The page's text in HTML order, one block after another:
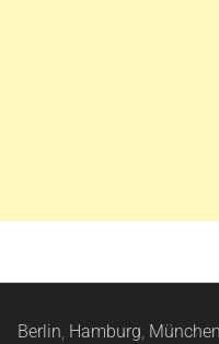
Berlin, Hamburg, München